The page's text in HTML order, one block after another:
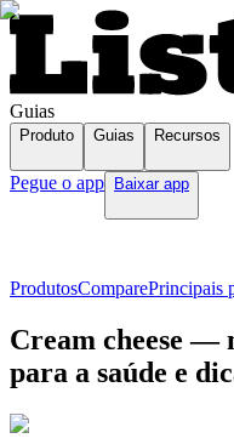
Guias
Produto Guias Recursos
Pegue o app Baixar app
ProdutosComparePrincipais
Cream cheese —
para a saúde e